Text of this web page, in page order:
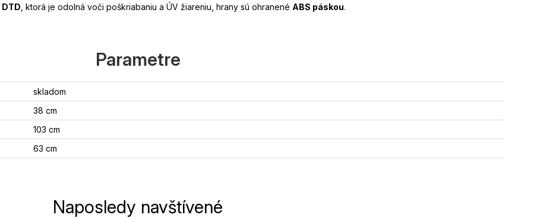
, ktorá je odolná voči poškriabaniu a ÚV žiareniu, hrany sú ohranené ABS páskou.
Parametre
skladom
38 cm
103 cm
63 cm
Naposledy navštívené